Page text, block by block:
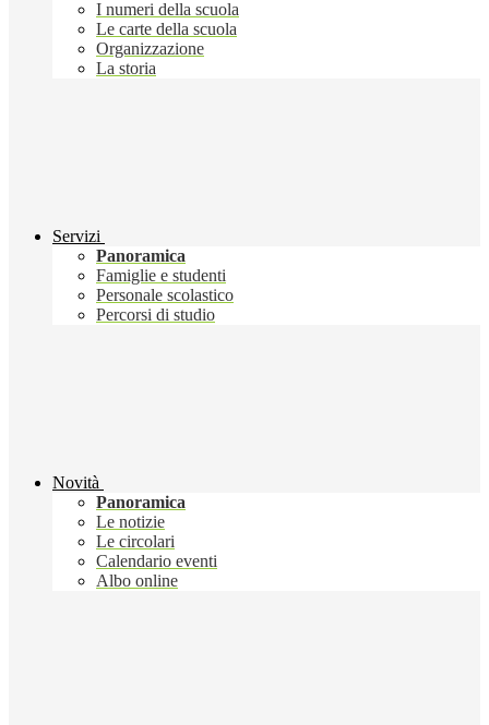
I numeri della scuola
Le carte della scuola
Organizzazione
La storia
Servizi
Panoramica
Famiglie e studenti
Personale scolastico
Percorsi di studio
Novità
Panoramica
Le notizie
Le circolari
Calendario eventi
Albo online